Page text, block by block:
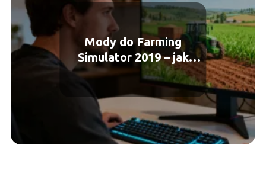
Mody do Farming
Simulator 2019 – jak
instalować i skąd